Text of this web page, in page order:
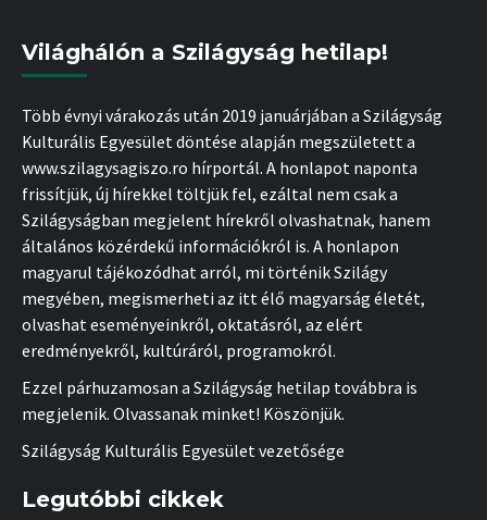
Világhálón a Szilágyság hetilap!
Több évnyi várakozás után 2019 januárjában a Szilágyság
Kulturális Egyesület döntése alapján megszületett a
www.szilagysagiszo.ro hírportál. A honlapot naponta
frissítjük, új hírekkel töltjük fel, ezáltal nem csak a
Szilágyságban megjelent hírekről olvashatnak, hanem
általános közérdekű információkról is. A honlapon
magyarul tájékozódhat arról, mi történik Szilágy
megyében, megismerheti az itt élő magyarság életét,
olvashat eseményeinkről, oktatásról, az elért
eredményekről, kultúráról, programokról.
Ezzel párhuzamosan a Szilágyság hetilap továbbra is
megjelenik. Olvassanak minket! Köszönjük.
Szilágyság Kulturális Egyesület vezetősége
Legutóbbi cikkek